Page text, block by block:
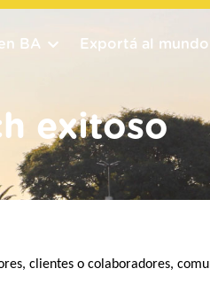
BA Exportá al mundo
exitoso
clientes o colaboradores,